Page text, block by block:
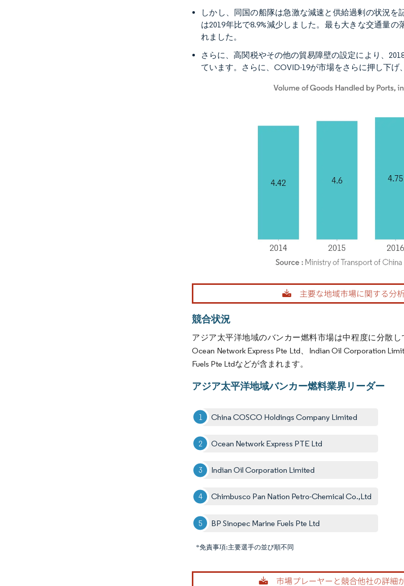
しかし、同国の船隊は急激な減速と供給過剰の状況
は2019年比で8.9%減少しました。最も大きな交通量
れました。
さらに、高関税やその他の貿易障壁の設定により、
ています。さらに、COVID-19が市場をさらに押し下げ
画像 © Mordor Intelligence。再利用にはCC BY 4.0の表示が必要です。
競合状況
アジア太平洋地域のバンカー燃料市場は中程度に分散し
Ocean Network Express Pte Ltd、Indian Oil Corporation
Fuels Pte Ltdなどが含まれます。
アジア太平洋地域バンカー燃料業界リーダー
China COSCO Holdings Company Limited
Ocean Network Express PTE Ltd
Indian Oil Corporation Limited
Chimbusco Pan Nation Petro-Chemical Co.,Ltd
BP Sinopec Marine Fuels Pte Ltd
*免責事項:主要選手の並び順不同